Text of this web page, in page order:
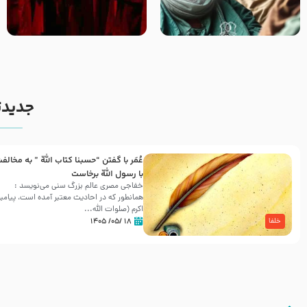
وصیتی که نوشته نشد (حدیث
قرطاس)
قسمتی از نوا نمایش بیرق ماندگار
بیان توطئه های منافقین پیش از
خلفا
عُمَر با گفتن “حسبنا كتاب اللّه ” به
با رسول اللّه برخاست
خفاجی مصری عالم بزرگ سنی می‌نویسد :
همانطور که در احادیث معتبر آمده است،
اکرم (صلوات اللّه...
۱۸ /۰۵/ ۱۴۰۵